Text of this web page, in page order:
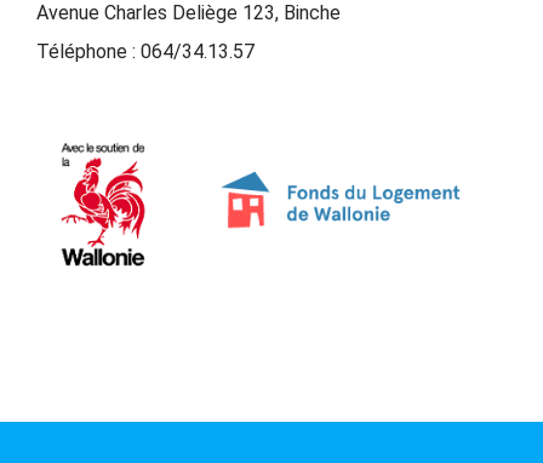
Avenue Charles Deliège 123, Binche
Téléphone : 064/34.13.57